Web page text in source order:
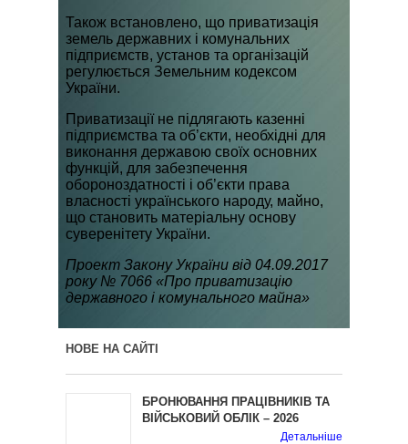
Також встановлено, що приватизація
земель державних і комунальних
підприємств, установ та організацій
регулюється Земельним кодексом
України.
Приватизації не підлягають казенні
підприємства та об’єкти, необхідні для
виконання державою своїх основних
функцій, для забезпечення
обороноздатності і об’єкти права
власності українського народу, майно,
що становить матеріальну основу
суверенітету України.
Проект Закону України від 04.09.2017
року № 7066 «Про приватизацію
державного і комунального майна»
НОВЕ НА САЙТІ
БРОНЮВАННЯ ПРАЦІВНИКІВ ТА
ВІЙСЬКОВИЙ ОБЛІК – 2026
Детальніше